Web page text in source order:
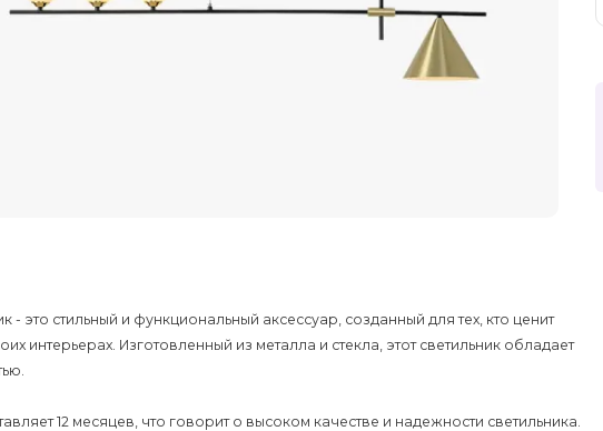
- это стильный и функциональный аксессуар, созданный для тех, кто ценит
интерьерах. Изготовленный из металла и стекла, этот светильник обладает
12 месяцев, что говорит о высоком качестве и надежности светильника.